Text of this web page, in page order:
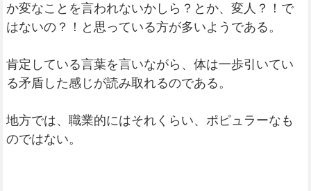
か変なことを言われないかしら？とか、変人？！で
はないの？！と思っている方が多いようである。
肯定している言葉を言いながら、体は一歩引いてい
る矛盾した感じが読み取れるのである。
地方では、職業的にはそれくらい、ポピュラーなも
のではない。